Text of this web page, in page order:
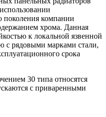
поколения компании
хрома. Данная
к локальной язвенной
с рядовыми марками стали,
срока
30 типа относятся
с приваренными